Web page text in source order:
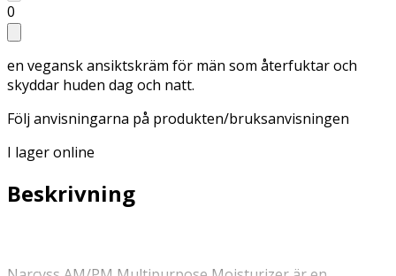
0
en vegansk ansiktskräm för män som återfuktar och
skyddar huden dag och natt.
Följ anvisningarna på produkten/bruksanvisningen
I lager online
Beskrivning